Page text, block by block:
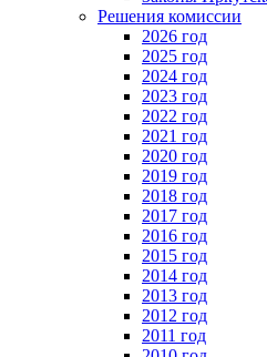
Решения комиссии
2026 год
2025 год
2024 год
2023 год
2022 год
2021 год
2020 год
2019 год
2018 год
2017 год
2016 год
2015 год
2014 год
2013 год
2012 год
2011 год